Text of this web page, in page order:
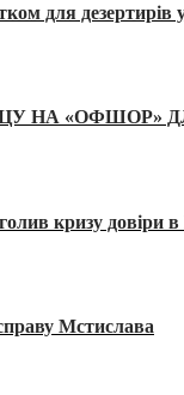
для дезертирів
НА «ОФШОР»
кризу довіри
Мстислава